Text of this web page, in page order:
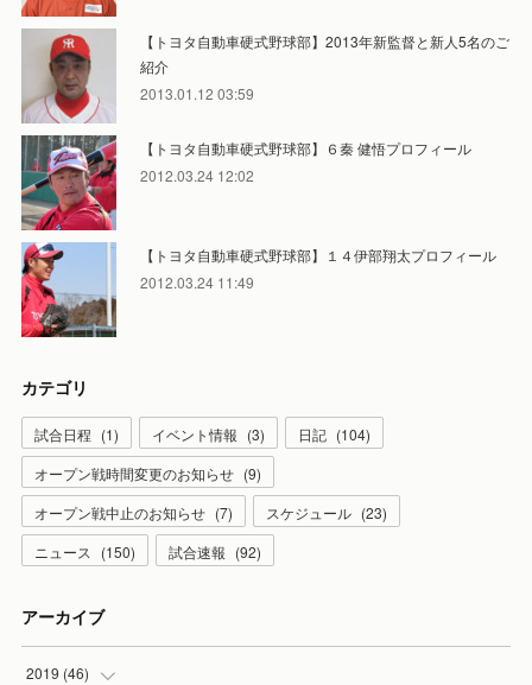
【トヨタ自動車硬式野球部】2013年新監督と新人5名のご
紹介
2013.01.12 03:59
【トヨタ自動車硬式野球部】６秦 健悟プロフィール
2012.03.24 12:02
【トヨタ自動車硬式野球部】１４伊部翔太プロフィール
2012.03.24 11:49
カテゴリ
試合日程 (1) イベント情報 (3) 日記 (104)
オープン戦時間変更のお知らせ (9)
オープン戦中止のお知らせ (7) スケジュール (23)
ニュース
(150) 試合速報 (92)
アーカイブ
2019 (46)